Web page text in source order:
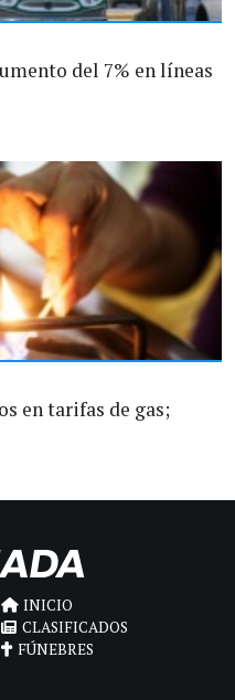
del 7% en líneas
en tarifas de gas;
INICIO
CLASIFICADOS
FÚNEBRES